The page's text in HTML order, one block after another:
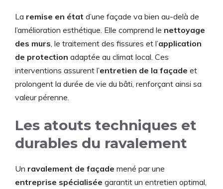
La remise en état d’une façade va bien au-delà de
l’amélioration esthétique. Elle comprend le nettoyage
des murs, le traitement des fissures et l’application
de protection adaptée au climat local. Ces
interventions assurent l’entretien de la façade et
prolongent la durée de vie du bâti, renforçant ainsi sa
valeur pérenne.
Les atouts techniques et
durables du ravalement
Un ravalement de façade mené par une
entreprise spécialisée garantit un entretien optimal,